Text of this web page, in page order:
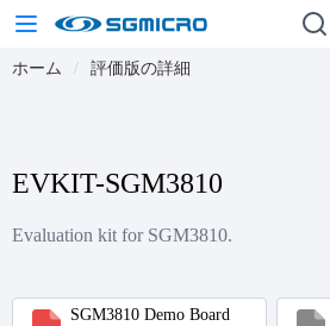
ホーム 評価版の詳細
EVKIT-SGM3810
Evaluation kit for SGM3810.
SGM3810 Demo Board